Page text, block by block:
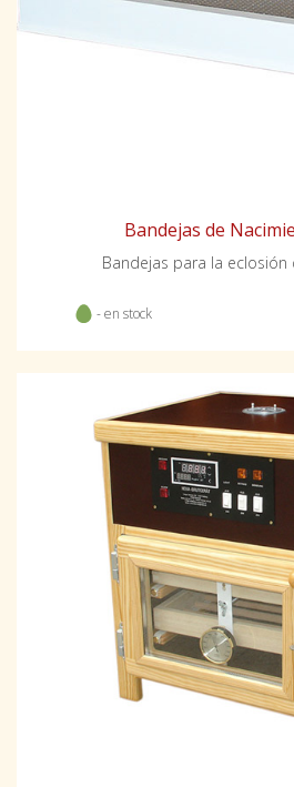
Bandejas de
Bandejas para la eclosión
- en stock